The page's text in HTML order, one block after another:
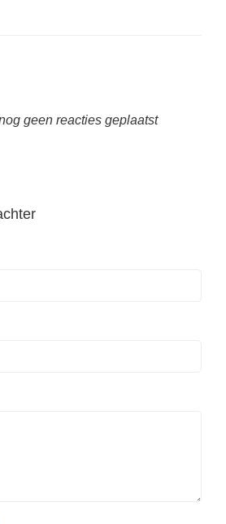
worden
geen reacties geplaatst